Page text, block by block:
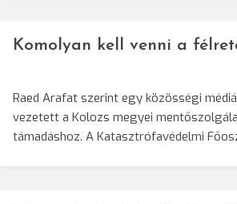
Komolyan kell venni a
Raed Arafat szerint egy közösségi
vezetett a Kolozs megyei
támadáshoz. A Katasztrófavédelmi